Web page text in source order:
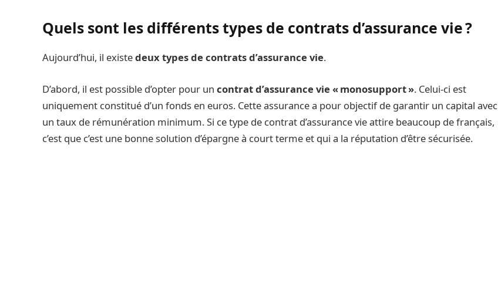
Quels sont les différents types de contrats d’assurance vie ?
Aujourd’hui, il existedeux types de contrats d’assurance vie.
D’abord, il est possible d’opter pour un contrat d’assurance vie « monosupport ». Celui-ci est
uniquement constitué d’un fonds en euros. Cette assurance a pour objectif de garantir un capital avec
un taux de rémunération minimum. Si ce type de contrat d’assurance vie attire beaucoup de français,
c’est que c’est une bonne solution d’épargne à court terme et qui a la réputation d’être sécurisée.